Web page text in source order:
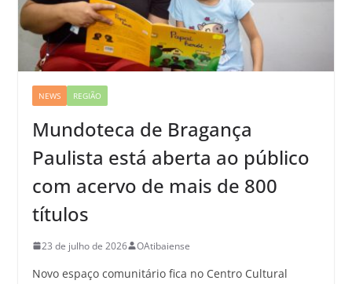
NEWS REGIÃO
Mundoteca de Bragança
Paulista está aberta ao público
com acervo de mais de 800
títulos
23 de julho de 2026 OAtibaiense
Novo espaço comunitário fica no Centro Cultural